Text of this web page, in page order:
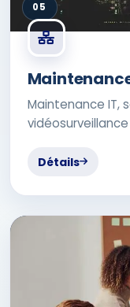
05
Maintenance IT,
Détails